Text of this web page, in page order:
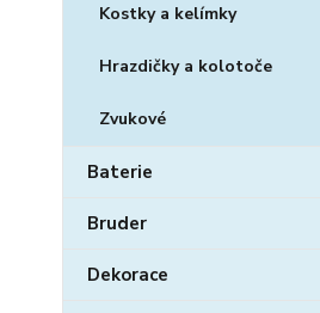
Kostky a kelímky
Hrazdičky a kolotoče
Zvukové
Baterie
Bruder
Dekorace